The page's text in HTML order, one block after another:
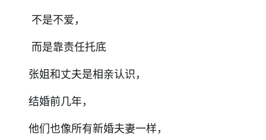
不是不爱，
而是靠责任托底
张姐和丈夫是相亲认识，
结婚前几年，
他们也像所有新婚夫妻一样，